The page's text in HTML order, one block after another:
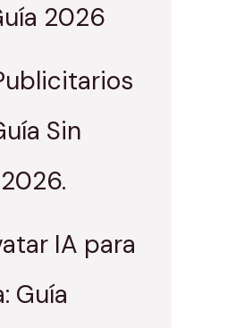
2026
Sin
IA para
Guía